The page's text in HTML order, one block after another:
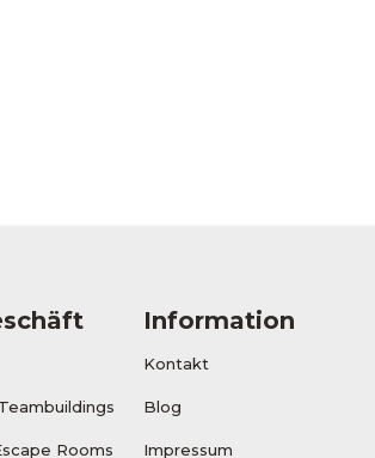
Rooms
Information
Kontakt
Blog
Impressum